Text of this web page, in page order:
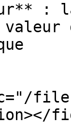
:
files/